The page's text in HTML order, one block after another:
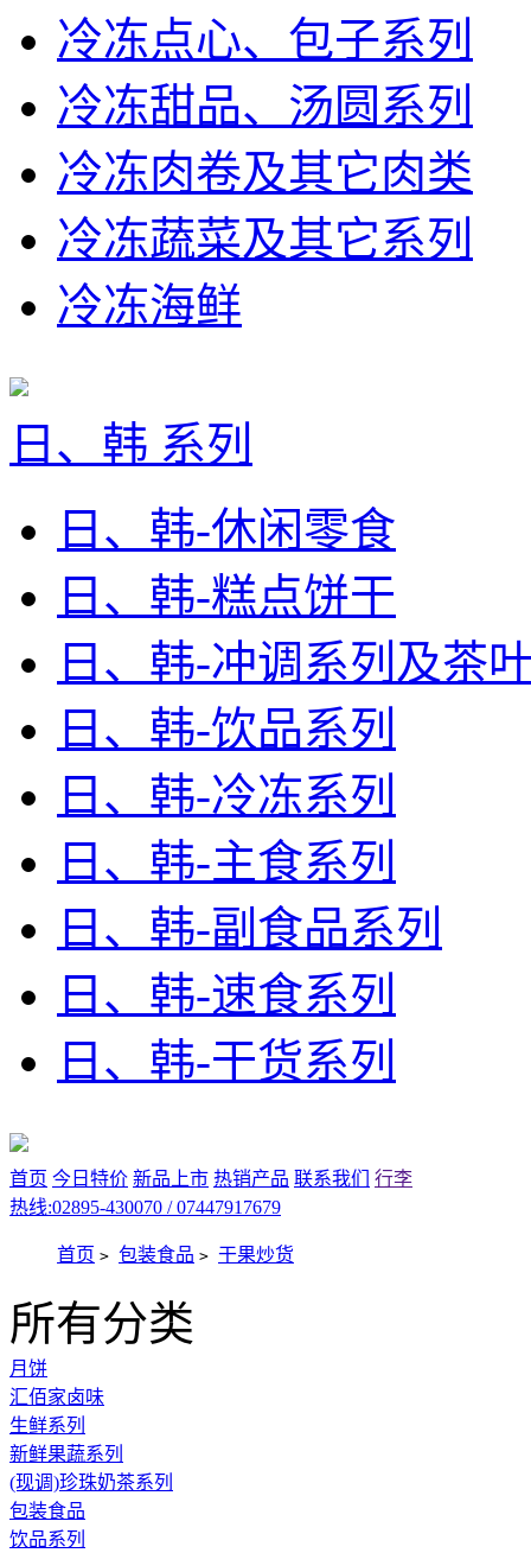
冷冻点心、包子系列
冷冻甜品、汤圆系列
冷冻肉卷及其它肉类
冷冻蔬菜及其它系列
冷冻海鲜
日、韩 系列
日、韩-休闲零食
日、韩-糕点饼干
日、韩-冲调系列及茶
日、韩-饮品系列
日、韩-冷冻系列
日、韩-主食系列
日、韩-副食品系列
日、韩-速食系列
日、韩-干货系列
首页 今日特价 新品上市 热销产品 联系我们
行李
热线:02895-430070 / 07447917679
首页 > 包装食品 > 干果炒货
所有分类
月饼
汇佰家卤味
生鲜系列
新鲜果蔬系列
(现调)珍珠奶茶系列
包装食品
饮品系列